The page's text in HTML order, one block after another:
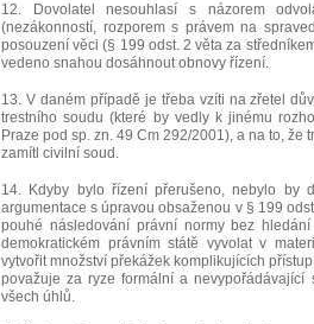
12. Dovolatel nesouhlasí s názorem
(nezákonností, rozporem s právem na
posouzení věci (§ 199 odst. 2 věta za
vedeno snahou dosáhnout obnovy řízení.
13. V daném případě je třeba vzíti na zřetel
trestního soudu (které by vedly k jinému
Praze pod sp. zn. 49 Cm 292/2001), a na to,
zamítl civilní soud.
14. Kdyby bylo řízení přerušeno, nebylo by
argumentace s úpravou obsaženou v § 199
pouhé následování právní normy bez
demokratickém právním státě vyvolat v
vytvořit množství překážek komplikujících
považuje za ryze formální a
všech úhlů.